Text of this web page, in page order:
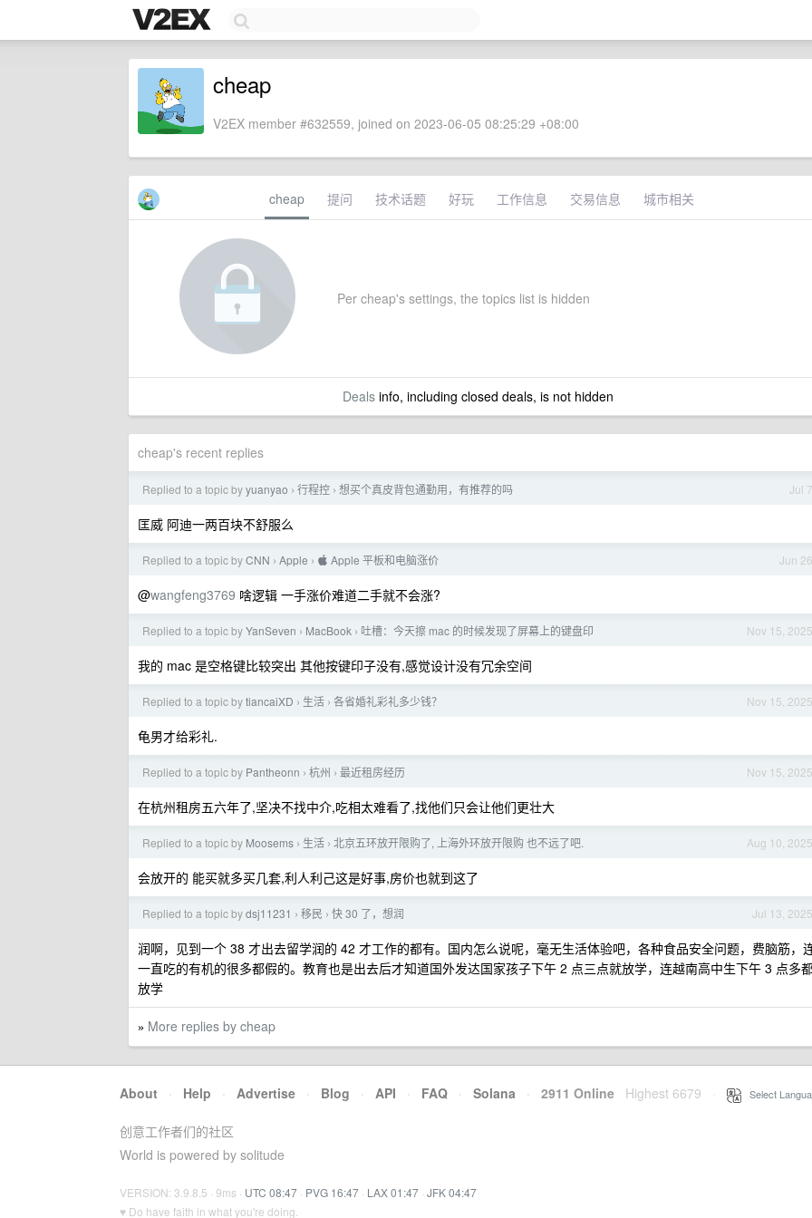
cheap
V2EX member #632559, joined on 2023-06-05 08:25:29 +08:00
cheap 提问 技术话题 好玩 工作信息 交易信息 城市相关
Per cheap's settings, the topics list is hidden
Dealsinfo, including closed deals, is not hidden
cheap's recent replies
Jul 7
Replied to a topic byyuanyao › 行程控 › 想买个真皮背包通勤用，有推荐的吗
匡威 阿迪一两百块不舒服么
Jun 26
Replied to a topic byCNN › Apple ›  Apple 平板和电脑涨价
@wangfeng3769 啥逻辑 一手涨价难道二手就不会涨?
Nov 15, 2025
Replied to a topic byYanSeven › MacBook › 吐槽：今天擦 mac 的时候发现了屏幕上的键盘印
我的 mac 是空格键比较突出 其他按键印子没有,感觉设计没有冗余空间
Nov 15, 2025
Replied to a topic bytiancaiXD › 生活 › 各省婚礼彩礼多少钱？
龟男才给彩礼.
Nov 15, 2025
Replied to a topic by Pantheonn › 杭州 › 最近租房经历
在杭州租房五六年了,坚决不找中介,吃相太难看了,找他们只会让他们更壮大
Aug 10, 2025
Replied to a topic by Moosems › 生活 › 北京五环放开限购了, 上海外环放开限购 也不远了吧.
会放开的 能买就多买几套,利人利己这是好事,房价也就到这了
Jul 13, 2025
Replied to a topic bydsj11231 › 移民 › 快 30 了，想润
润啊，见到一个 38 才出去留学润的 42 才工作的都有。国内怎么说呢，毫无生活体验吧，各种食品安全问题，费脑筋，
一直吃的有机的很多都假的。教育也是出去后才知道国外发达国家孩子下午 2 点三点就放学，连越南高中生下午 3 点多
放学
» More replies by cheap
About · Help · Advertise · Blog · API · FAQ · Solana · 2911 Online Highest 6679 Select
创意工作者们的社区
World is powered by solitude
VERSION: 3.9.8.5 · 9ms · UTC 08:47 · PVG 16:47 · LAX 01:47 · JFK 04:47
♥ Do have faith in what you're doing.